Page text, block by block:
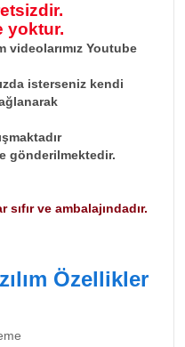
yoktur.
videolarımız Youtube
isterseniz kendi
gönderilmektedir.
ve ambalajındadır.
Özellikler